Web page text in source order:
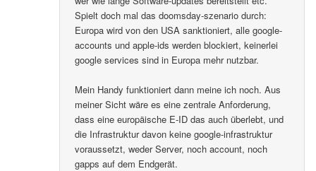
Spielt doch mal das doomsday-szenario durch:
Europa wird von den USA sanktioniert, alle google-
accounts und apple-ids werden blockiert, keinerlei
google services sind in Europa mehr nutzbar.
Mein Handy funktioniert dann meine ich noch. Aus
meiner Sicht wäre es eine zentrale Anforderung,
dass eine europäische E-ID das auch überlebt, und
die Infrastruktur davon keine google-infrastruktur
voraussetzt, weder Server, noch account, noch
gapps auf dem Endgerät.